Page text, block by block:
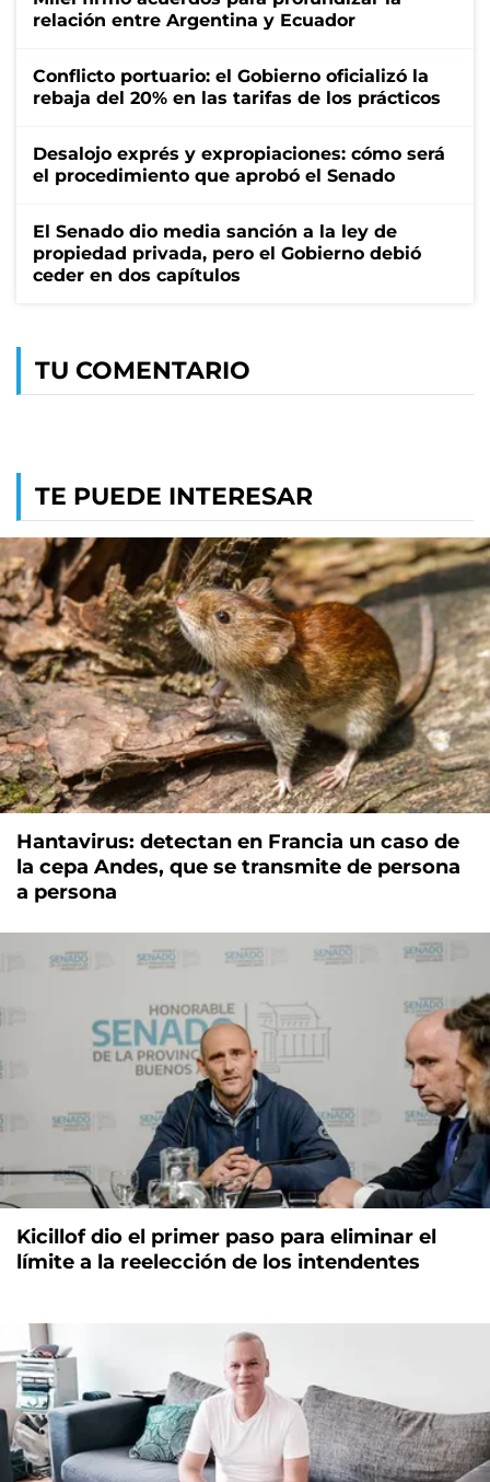
relación entre Argentina y Ecuador
Conflicto portuario: el Gobierno oficializó la
rebaja del 20% en las tarifas de los prácticos
Desalojo exprés y expropiaciones: cómo será
el procedimiento que aprobó el Senado
El Senado dio media sanción a la ley de
propiedad privada, pero el Gobierno debió
ceder en dos capítulos
TU COMENTARIO
TE PUEDE INTERESAR
Hantavirus: detectan en Francia un caso de
la cepa Andes, que se transmite de persona
a persona
Kicillof dio el primer paso para eliminar el
límite a la reelección de los intendentes